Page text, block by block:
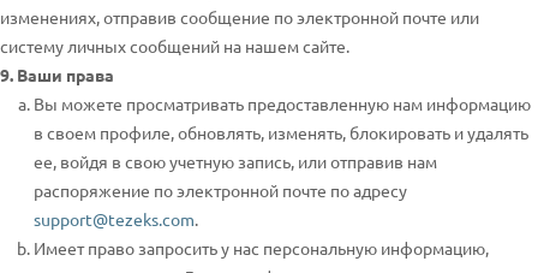
изменениях, отправив сообщение по электронной почте или
систему личных сообщений на нашем сайте.
9. Ваши права
Вы можете просматривать предоставленную нам информацию
в своем профиле, обновлять, изменять, блокировать и удалять
ее, войдя в свою учетную запись, или отправив нам
распоряжение по электронной почте по адресу
support@tezeks.com.
Имеет право запросить у нас персональную информацию,